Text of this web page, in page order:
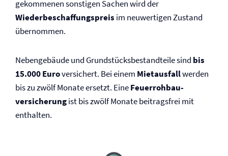
gekommenen sonstigen Sachen wird der
Wiederbeschaffungspreis im neuwertigen Zustand
übernommen.
Nebengebäude und Grundstücksbestandteile sind bis
15.000 Euroversichert. Bei einem Mietausfallwerden
bis zu zwölf Monate ersetzt. EineFeuerrohbau­
versicherungist bis zwölf Monate beitragsfrei mit
enthalten.